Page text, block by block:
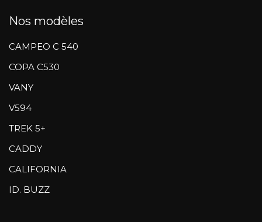
Nos modèles
CAMPEO C 540
COPA C530
VANY
V594
TREK 5+
CADDY
CALIFORNIA
ID. BUZZ